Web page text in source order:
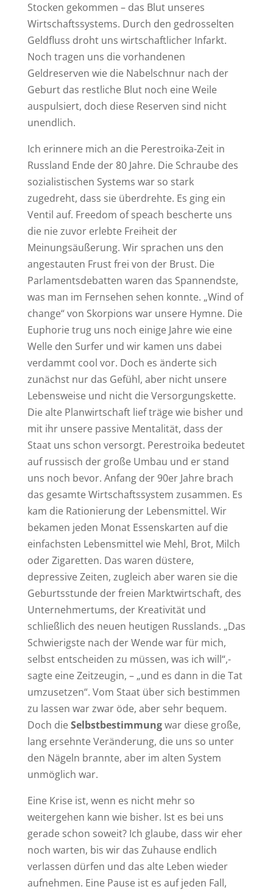
Stocken gekommen – das Blut unseres
Wirtschaftssystems. Durch den gedrosselten
Geldfluss droht uns wirtschaftlicher Infarkt.
Noch tragen uns die vorhandenen
Geldreserven wie die Nabelschnur nach der
Geburt das restliche Blut noch eine Weile
auspulsiert, doch diese Reserven sind nicht
unendlich.
Ich erinnere mich an die Perestroika-Zeit in
Russland Ende der 80 Jahre. Die Schraube des
sozialistischen Systems war so stark
zugedreht, dass sie überdrehte. Es ging ein
Ventil auf. Freedom of speach bescherte uns
die nie zuvor erlebte Freiheit der
Meinungsäußerung. Wir sprachen uns den
angestauten Frust frei von der Brust. Die
Parlamentsdebatten waren das Spannendste,
was man im Fernsehen sehen konnte. „Wind of
change“ von Skorpions war unsere Hymne. Die
Euphorie trug uns noch einige Jahre wie eine
Welle den Surfer und wir kamen uns dabei
verdammt cool vor. Doch es änderte sich
zunächst nur das Gefühl, aber nicht unsere
Lebensweise und nicht die Versorgungskette.
Die alte Planwirtschaft lief träge wie bisher und
mit ihr unsere passive Mentalität, dass der
Staat uns schon versorgt. Perestroika bedeutet
auf russisch der große Umbau und er stand
uns noch bevor. Anfang der 90er Jahre brach
das gesamte Wirtschaftssystem zusammen. Es
kam die Rationierung der Lebensmittel. Wir
bekamen jeden Monat Essenskarten auf die
einfachsten Lebensmittel wie Mehl, Brot, Milch
oder Zigaretten. Das waren düstere,
depressive Zeiten, zugleich aber waren sie die
Geburtsstunde der freien Marktwirtschaft, des
Unternehmertums, der Kreativität und
schließlich des neuen heutigen Russlands. „Das
Schwierigste nach der Wende war für mich,
selbst entscheiden zu müssen, was ich will“,-
sagte eine Zeitzeugin, – „und es dann in die Tat
umzusetzen“. Vom Staat über sich bestimmen
zu lassen war zwar öde, aber sehr bequem.
Doch dieSelbstbestimmungwar diese große,
lang ersehnte Veränderung, die uns so unter
den Nägeln brannte, aber im alten System
unmöglich war.
Eine Krise ist, wenn es nicht mehr so
weitergehen kann wie bisher. Ist es bei uns
gerade schon soweit? Ich glaube, dass wir eher
noch warten, bis wir das Zuhause endlich
verlassen dürfen und das alte Leben wieder
aufnehmen. Eine Pause ist es auf jeden Fall,